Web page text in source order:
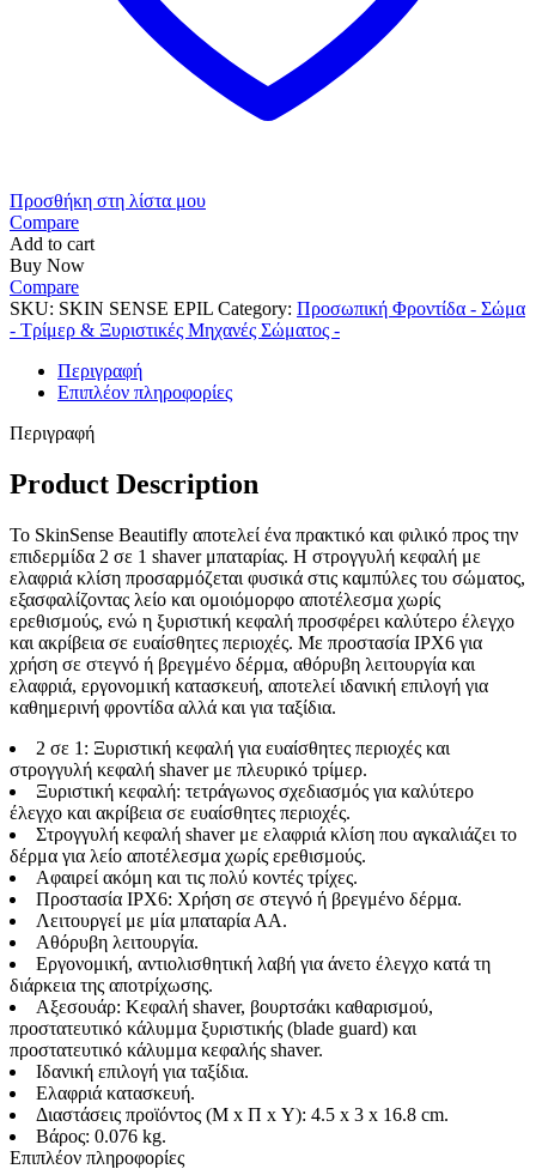
Προσθήκη στη λίστα μου
Compare
Add to cart
Buy Now
Compare
SKU: SKIN SENSE EPIL Category: Προσωπική Φροντίδα - Σώμα
- Τρίμερ & Ξυριστικές Μηχανές Σώματος -
Περιγραφή
Επιπλέον πληροφορίες
Περιγραφή
Product Description
Το SkinSense Beautifly αποτελεί ένα πρακτικό και φιλικό προς την
επιδερμίδα 2 σε 1 shaver μπαταρίας. Η στρογγυλή κεφαλή με
ελαφριά κλίση προσαρμόζεται φυσικά στις καμπύλες του σώματος,
εξασφαλίζοντας λείο και ομοιόμορφο αποτέλεσμα χωρίς
ερεθισμούς, ενώ η ξυριστική κεφαλή προσφέρει καλύτερο έλεγχο
και ακρίβεια σε ευαίσθητες περιοχές. Με προστασία IPX6 για
χρήση σε στεγνό ή βρεγμένο δέρμα, αθόρυβη λειτουργία και
ελαφριά, εργονομική κατασκευή, αποτελεί ιδανική επιλογή για
καθημερινή φροντίδα αλλά και για ταξίδια.
2 σε 1: Ξυριστική κεφαλή για ευαίσθητες περιοχές και
στρογγυλή κεφαλή shaver με πλευρικό τρίμερ.
Ξυριστική κεφαλή: τετράγωνος σχεδιασμός για καλύτερο
έλεγχο και ακρίβεια σε ευαίσθητες περιοχές.
Στρογγυλή κεφαλή shaver με ελαφριά κλίση που αγκαλιάζει το
δέρμα για λείο αποτέλεσμα χωρίς ερεθισμούς.
Αφαιρεί ακόμη και τις πολύ κοντές τρίχες.
Προστασία IPX6: Χρήση σε στεγνό ή βρεγμένο δέρμα.
Λειτουργεί με μία μπαταρία ΑΑ.
Αθόρυβη λειτουργία.
Εργονομική, αντιολισθητική λαβή για άνετο έλεγχο κατά τη
διάρκεια της αποτρίχωσης.
Αξεσουάρ: Κεφαλή shaver, βουρτσάκι καθαρισμού,
προστατευτικό κάλυμμα ξυριστικής (blade guard) και
προστατευτικό κάλυμμα κεφαλής shaver.
Ιδανική επιλογή για ταξίδια.
Ελαφριά κατασκευή.
Διαστάσεις προϊόντος (Μ x Π x Υ): 4.5 x 3 x 16.8 cm.
Βάρος: 0.076 kg.
Επιπλέον πληροφορίες